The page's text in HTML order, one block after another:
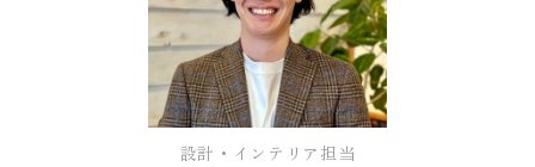
設計・インテリア担当